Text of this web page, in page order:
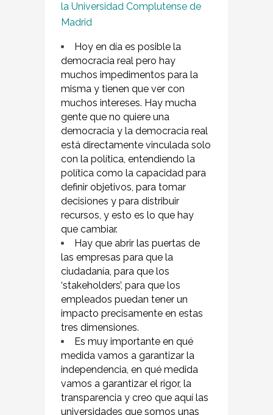
la Universidad Complutense de
Madrid
Hoy en día es posible la
democracia real pero hay
muchos impedimentos para la
misma y tienen que ver con
muchos intereses. Hay mucha
gente que no quiere una
democracia y la democracia real
está directamente vinculada solo
con la política, entendiendo la
política como la capacidad para
definir objetivos, para tomar
decisiones y para distribuir
recursos, y esto es lo que hay
que cambiar.
Hay que abrir las puertas de
las empresas para que la
ciudadanía, para que los
‘stakeholders’, para que los
empleados puedan tener un
impacto precisamente en estas
tres dimensiones.
Es muy importante en qué
medida vamos a garantizar la
independencia, en qué medida
vamos a garantizar el rigor, la
transparencia y creo que aquí las
universidades que somos unas